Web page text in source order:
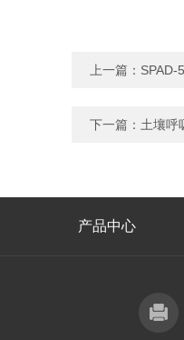
上一篇： SPAD-
下一篇： 土壤呼
产品中心